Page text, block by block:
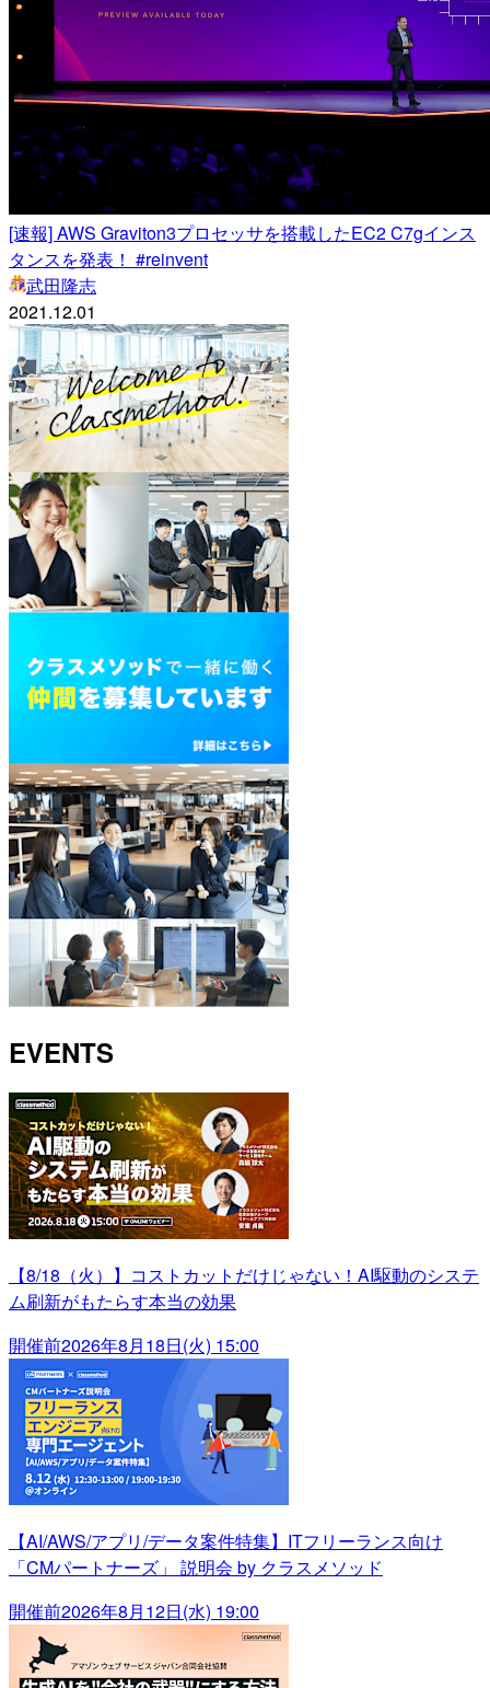
[速報] AWS Graviton3プロセッサを搭載したEC2 C7gインス
タンスを発表！ #reinvent
武田隆志
2021.12.01
EVENTS
【8/18（火）】コストカットだけじゃない！AI駆動のシステ
ム刷新がもたらす本当の効果
開催前2026年8月18日(火) 15:00
【AI/AWS/アプリ/データ案件特集】ITフリーランス向け
「CMパートナーズ」 説明会 by クラスメソッド
開催前2026年8月12日(水) 19:00